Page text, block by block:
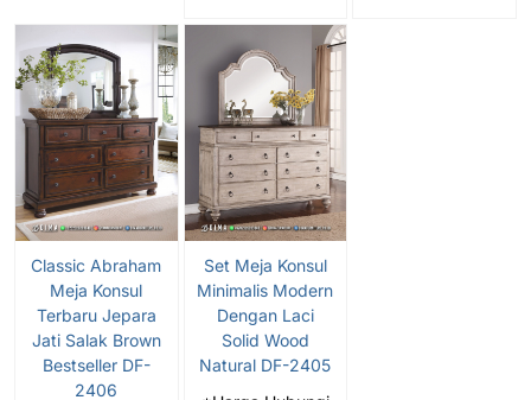
Classic Abraham
Meja Konsul
Terbaru Jepara
Jati Salak Brown
Bestseller DF-
2406
Set Meja Konsul
Minimalis Modern
Dengan Laci
Solid Wood
Natural DF-2405